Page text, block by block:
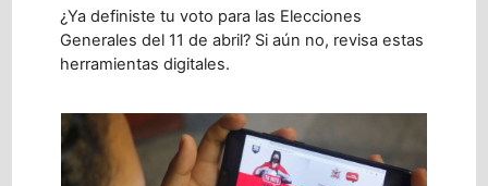
¿Ya definiste tu voto para las Elecciones
Generales del 11 de abril? Si aún no, revisa estas
herramientas digitales.